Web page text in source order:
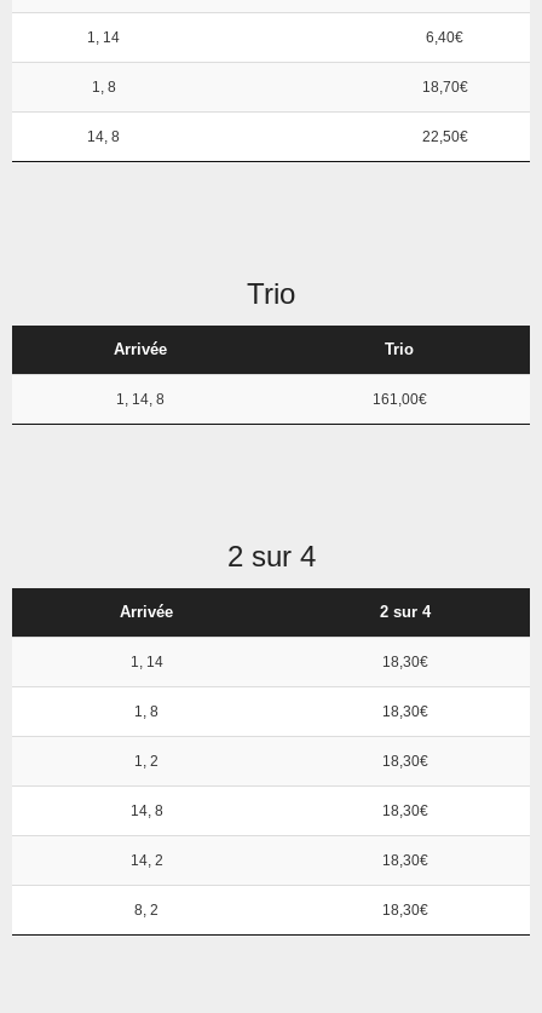
1, 14 6,40€
1, 8 18,70€
14, 8 22,50€
Trio
Arrivée Trio
1, 14, 8 161,00€
2 sur 4
Arrivée 2 sur 4
1, 14 18,30€
1, 8 18,30€
1, 2 18,30€
14, 8 18,30€
14, 2 18,30€
8, 2 18,30€